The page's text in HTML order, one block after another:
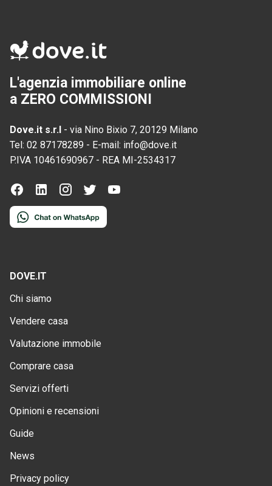
L'agenzia immobiliare online
a ZERO COMMISSIONI
Dove.it s.r.l - via Nino Bixio 7, 20129 Milano
Tel: 02 87178289 - E-mail: info@dove.it
P.IVA 10461690967 - REA MI-2534317
DOVE.IT
Chi siamo
Vendere casa
Valutazione immobile
Comprare casa
Servizi offerti
Opinioni e recensioni
Guide
News
Privacy policy